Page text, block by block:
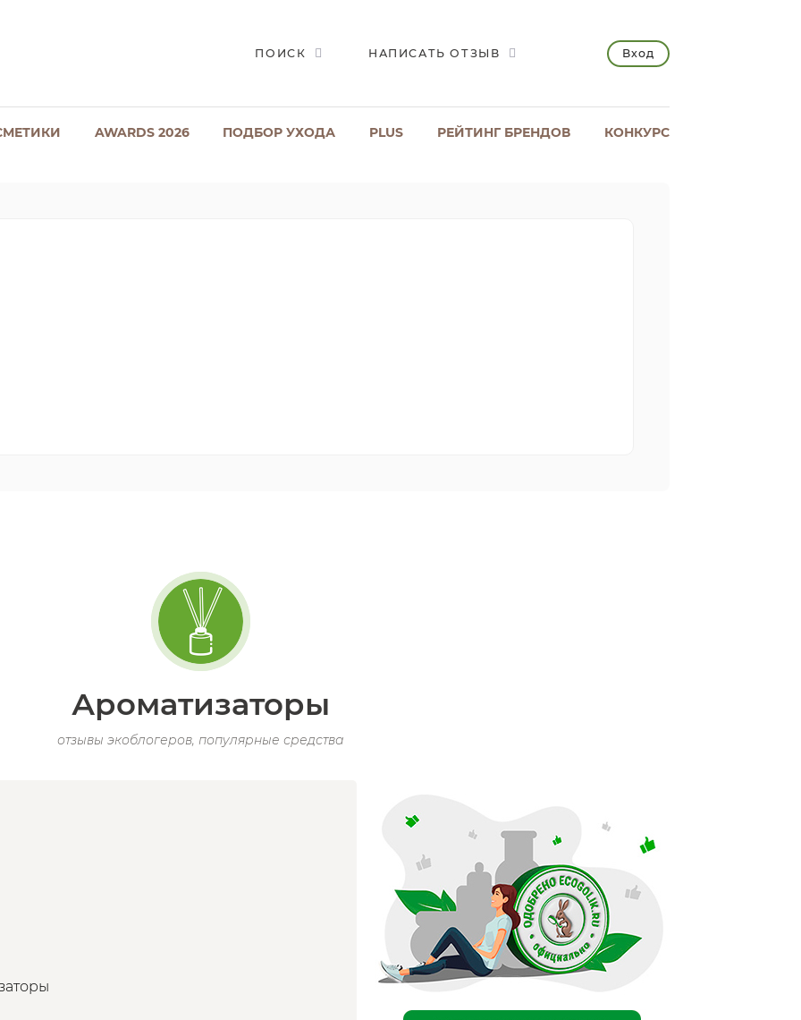
ПОИСК НАПИСАТЬ ОТЗЫВ Вход
AWARDS 2026 ПОДБОР УХОДА PLUS РЕЙТИНГ БРЕНДОВ КОНКУРС
Ароматизаторы
отзывы экоблогеров, популярные средства